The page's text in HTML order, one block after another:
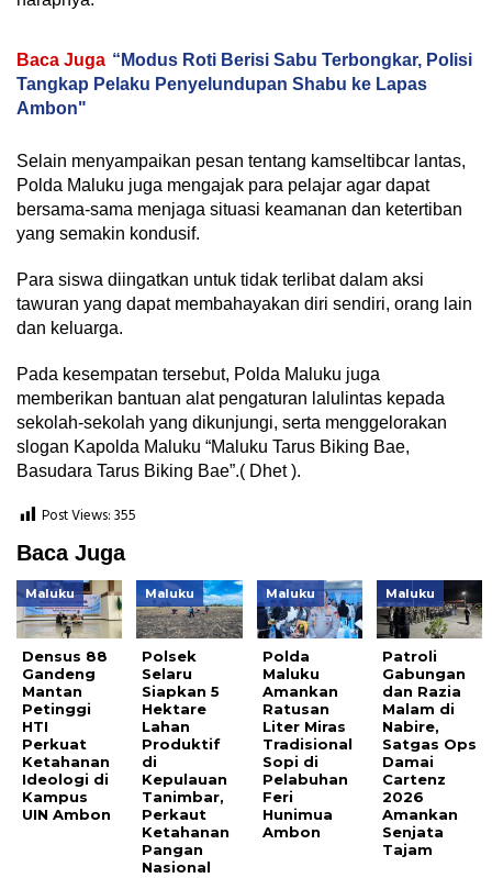
Baca Juga “Modus Roti Berisi Sabu Terbongkar, Polisi
Tangkap Pelaku Penyelundupan Shabu ke Lapas
Ambon"
Selain menyampaikan pesan tentang kamseltibcar lantas,
Polda Maluku juga mengajak para pelajar agar dapat
bersama-sama menjaga situasi keamanan dan ketertiban
yang semakin kondusif.
Para siswa diingatkan untuk tidak terlibat dalam aksi
tawuran yang dapat membahayakan diri sendiri, orang lain
dan keluarga.
Pada kesempatan tersebut, Polda Maluku juga
memberikan bantuan alat pengaturan lalulintas kepada
sekolah-sekolah yang dikunjungi, serta menggelorakan
slogan Kapolda Maluku “Maluku Tarus Biking Bae,
Basudara Tarus Biking Bae”.( Dhet ).
Post Views:355
Baca Juga
Maluku
Densus 88
Gandeng
Mantan
Petinggi
HTI
Perkuat
Ketahanan
Ideologi di
Kampus
UIN Ambon
Maluku
Polsek
Selaru
Siapkan 5
Hektare
Lahan
Produktif
di
Kepulauan
Tanimbar,
Perkaut
Ketahanan
Pangan
Nasional
Maluku
Polda
Maluku
Amankan
Ratusan
Liter Miras
Tradisional
Sopi di
Pelabuhan
Feri
Hunimua
Ambon
Maluku
Patroli
Gabungan
dan Razia
Malam di
Nabire,
Satgas Ops
Damai
Cartenz
2026
Amankan
Senjata
Tajam